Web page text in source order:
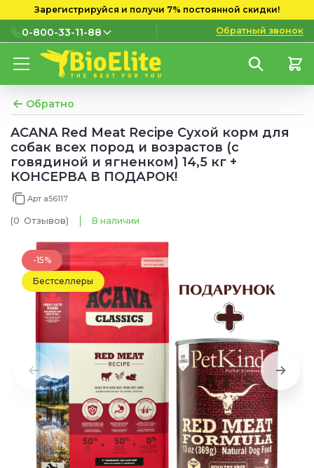
Зарегистрируйся и получи 7% постоянной скидки!
0-800-33-11-88
0-800-33-11-88
мобильных номеров
(097) 133 11 88
(095) 133 11 88
(073) 133 11 88
Обратный звонок
Обратно
ACANA Red Meat Recipe Сухой корм для
собак всех пород и возрастов (с
говядиной и ягненком) 14,5 кг +
КОНСЕРВА В ПОДАРОК!
Арт a56117
(0 Отзывов) В наличии
-15%
Бестселлеры